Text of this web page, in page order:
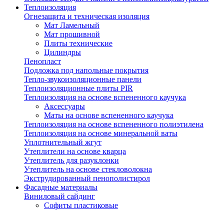
Теплоизоляция
Огнезащита и техническая изоляция
Мат Ламельный
Мат прошивной
Плиты технические
Цилиндры
Пенопласт
Подложка под напольные покрытия
Тепло-звукоизоляционные панели
Теплоизоляционные плиты PIR
Теплоизоляция на основе вспененного каучука
Аксессуары
Маты на основе вспененного каучука
Теплоизоляция на основе вспененного полиэтилена
Теплоизоляция на основе минеральной ваты
Уплотнительный жгут
Утеплители на основе кварца
Утеплитель для разуклонки
Утеплитель на основе стекловолокна
Экструдированный пенополистирол
Фасадные материалы
Виниловый сайдинг
Cофиты пластиковые